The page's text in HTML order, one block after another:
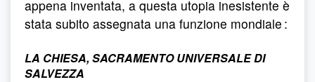
appena inventata, a questa utopia inesistente è
stata subito assegnata una funzione mondiale :
LA CHIESA, SACRAMENTO UNIVERSALE DI
SALVEZZA